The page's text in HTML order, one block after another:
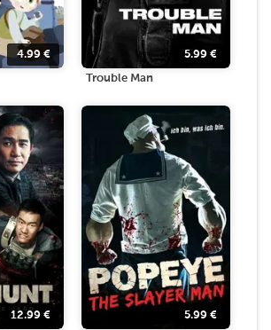
4.99 € 5.99 €
Trouble Man
12.99 € 5.99 €